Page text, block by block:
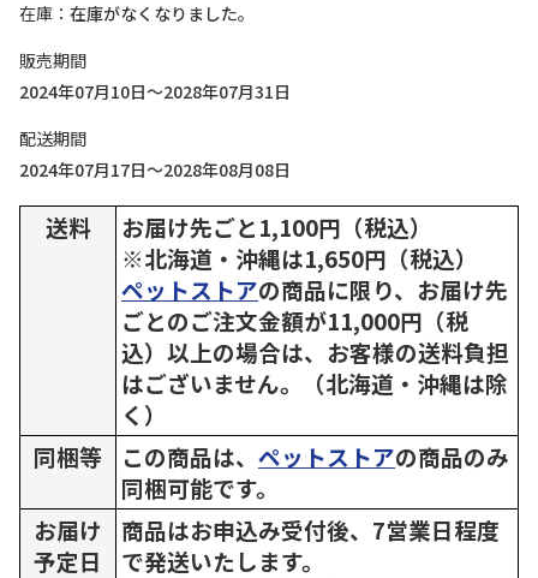
在庫
在庫がなくなりました。
販売期間
2024年07月10日～2028年07月31日
配送期間
2024年07月17日～2028年08月08日
送料
お届け先ごと1,100円（税込）
※北海道・沖縄は1,650円（税込）
ペットストアの商品に限り、お届け先
ごとのご注文金額が11,000円（税
込）以上の場合は、お客様の送料負担
はございません。（北海道・沖縄は除
く）
同梱等
この商品は、 ペットストアの商品のみ
同梱可能です。
お届け
予定日
商品はお申込み受付後、7営業日程度
で発送いたします。